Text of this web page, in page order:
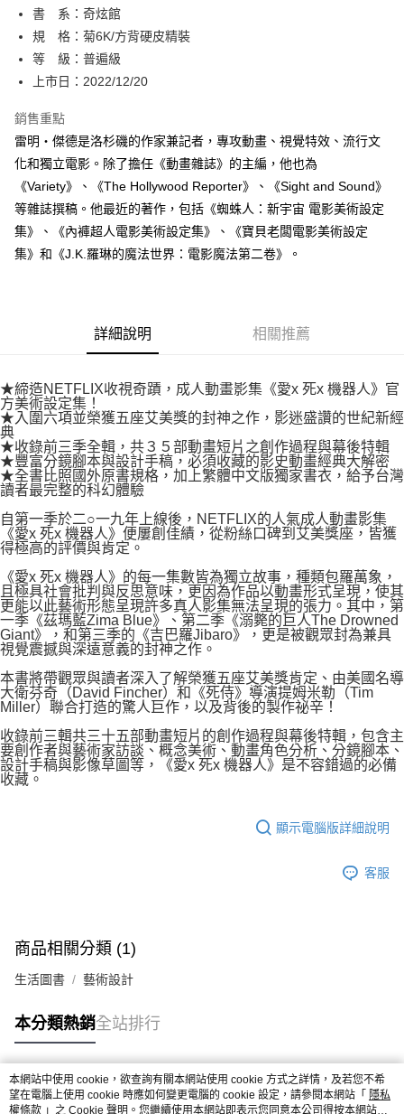
３．安心：先確認商品／服務後，再付款。
【「AFTEE先享後付」結帳流程】
１．於結帳方式選擇「AFTEE先享後付」後，將跳轉至「AFTEE先享後付」
結帳頁面，進行簡訊認證並確認金額後，即可完成結帳。
２．訂單成立數日內，您將收到繳費通知簡訊。
ATM／網路銀行／等多元方式進行付款，方視為交易完成。
※ 請注意：結帳手續完成當下不需立刻繳費，但若您需要取消訂單，請聯絡
購買商品的店家。未經商家同意取消之訂單仍視為有效，需透過AFTEE先享
後付繳納相關費用。
※ 交易是否成功請以「AFTEE先享後付 」之結帳頁面顯示為準，若有關於
是否繳費成功／繳費後需取消欲退款等相關疑問，請聯繫「AFTEE先享後付
【注意事項】
https://aftee.tw/terms/#terms3
３．未成年的使用者請事先徵得法定代理人或監護人之同意方可使用
任。
４．使用「AFTEE先享後付」時，將依據個別帳號之用戶狀況，依本公司即
時審查核予不同之上限額度；若仍有額度不足之情形，本公司將視審查結果
５．嚴禁一人註冊多個帳號或使用他人資訊註冊。若發現惡意使用之情形，
恩沛科技股份有限公司將有權停止該用戶之使用額度並採取法律行動。
全家取貨付款
每筆NT$80，滿NT$500(含以上)免運費
付款後全家取貨
每筆NT$80，滿NT$500(含以上)免運費
付款後萊爾富取貨
每筆NT$80，滿NT$500(含以上)免運費
7-11取貨付款
每筆NT$80，滿NT$500(含以上)免運費
每筆NT$100，滿NT$800(含以上)免運費
國家/地區配送 查看運費
書 系：奇炫館
規 格：菊6K/方背硬皮精裝
等 級：普遍級
上市日：2022/12/20
銷售重點
雷明・傑德是洛杉磯的作家兼記者，專攻動畫、視覺特效、流行文
化和獨立電影。除了擔任《動畫雜誌》的主編，他也為
《Variety》、《The Hollywood Reporter》、《Sight and Sound》
等雜誌撰稿。他最近的著作，包括《蜘蛛人：新宇宙 電影美術設定
集》、《內褲超人電影美術設定集》、《寶貝老闆電影美術設定
集》和《J.K.羅琳的魔法世界：電影魔法第二卷》。
詳細說明 相關推薦
★締造NETFLIX收視奇蹟，成人動畫影集《愛x 死x 機器人》官
方美術設定集！
★入圍六項並榮獲五座艾美獎的封神之作，影迷盛讚的世紀新經
典
★收錄前三季全輯，共３５部動畫短片之創作過程與幕後特輯
★豐富分鏡腳本與設計手稿，必須收藏的影史動畫經典大解密
★全書比照國外原書規格，加上繁體中文版獨家書衣，給予台灣
讀者最完整的科幻體驗
自第一季於二○一九年上線後，NETFLIX的人氣成人動畫影集
《愛x 死x 機器人》便屢創佳績，從粉絲口碑到艾美獎座，皆獲
得極高的評價與肯定。
《愛x 死x 機器人》的每一集數皆為獨立故事，種類包羅萬象，
且極具社會批判與反思意味，更因為作品以動畫形式呈現，使其
更能以此藝術形態呈現許多真人影集無法呈現的張力。其中，第
一季《茲瑪藍Zima Blue》、第二季《溺斃的巨人The Drowned
Giant》，和第三季的《吉巴羅Jibaro》，更是被觀眾封為兼具
視覺震撼與深遠意義的封神之作。
本書將帶觀眾與讀者深入了解榮獲五座艾美獎肯定、由美國名導
大衛芬奇（David Fincher）和《死侍》導演提姆米勒（Tim
Miller）聯合打造的驚人巨作，以及背後的製作祕辛！
收錄前三輯共三十五部動畫短片的創作過程與幕後特輯，包含主
要創作者與藝術家訪談、概念美術、動畫角色分析、分鏡腳本、
設計手稿與影像草圖等，《愛x 死x 機器人》是不容錯過的必備
收藏。
顯示電腦版詳細說明
客服
商品相關分類 (1)
生活圖書 藝術設計
本分類熱銷全站排行
熱門標籤
本網站中使用 cookie，欲查詢有關本網站使用 cookie 方式之詳情，及若您不希
望在電腦上使用 cookie 時應如何變更電腦的 cookie 設定，請參閱本網站「 隱私
權條款 」之 Cookie 聲明。您繼續使用本網站即表示您同意本公司得按本網站使